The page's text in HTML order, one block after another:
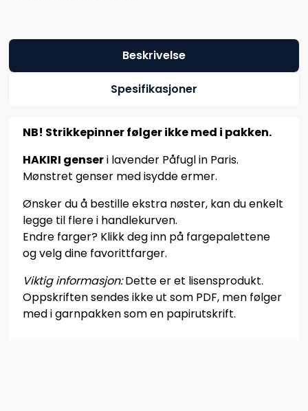
Beskrivelse
Spesifikasjoner
NB! Strikkepinner følger ikke med i pakken.
HAKIRI genseri lavender Påfugl in Paris.
Mønstret genser med isydde ermer.
Ønsker du å bestille ekstra nøster, kan du enkelt
legge til flere i handlekurven.
Endre farger? Klikk deg inn på fargepalettene
og velg dine favorittfarger.
Viktig informasjon:Dette er et lisensprodukt.
Oppskriften sendes ikke ut som PDF, men følger
med i garnpakken som en papirutskrift.